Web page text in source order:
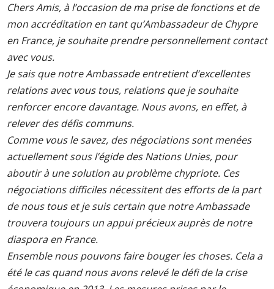
Chers Amis, à l’occasion de ma prise de fonctions et de
mon accréditation en tant qu’Ambassadeur de Chypre
en France, je souhaite prendre personnellement contact
avec vous.
Je sais que notre Ambassade entretient d’excellentes
relations avec vous tous, relations que je souhaite
renforcer encore davantage. Nous avons, en effet, à
relever des défis communs.
Comme vous le savez, des négociations sont menées
actuellement sous l’égide des Nations Unies, pour
aboutir à une solution au problème chypriote. Ces
négociations difficiles nécessitent des efforts de la part
de nous tous et je suis certain que notre Ambassade
trouvera toujours un appui précieux auprès de notre
diaspora en France.
Ensemble nous pouvons faire bouger les choses. Cela a
été le cas quand nous avons relevé le défi de la crise